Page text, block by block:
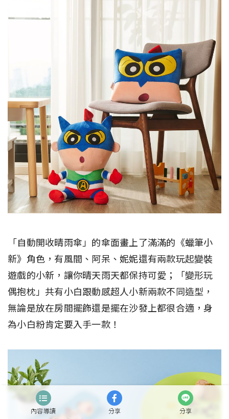
「自動開收晴雨傘」的傘面畫上了滿滿的《蠟筆小
新》角色，有風間、阿呆、妮妮還有兩款玩起變裝
遊戲的小新，讓你晴天雨天都保持可愛；「變形玩
偶抱枕」共有小白跟動感超人小新兩款不同造型，
無論是放在房間擺飾還是擺在沙發上都很合適，身
為小白粉肯定要入手一款！
內容導讀 分享 分享